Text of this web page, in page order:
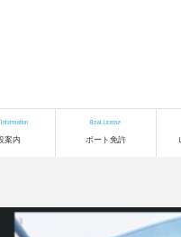
案内
Boat License
ボート免許